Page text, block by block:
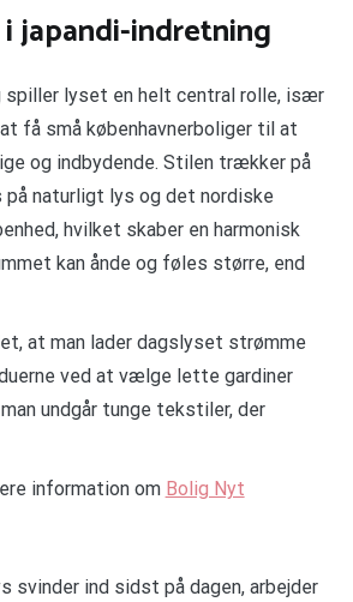
japandi-indretning
spiller lyset en helt central rolle, især
få små københavnerboliger til at
og indbydende. Stilen trækker på
på naturligt lys og det nordiske
hvilket skaber en harmonisk
kan ånde og føles større, end
at man lader dagslyset strømme
ved at vælge lette gardiner
undgår tunge tekstiler, der
information om Bolig Nyt
svinder ind sidst på dagen, arbejder